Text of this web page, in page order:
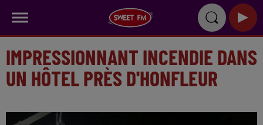
IMPRESSIONNANT INCENDIE DANS
UN HÔTEL PRÈS D'HONFLEUR